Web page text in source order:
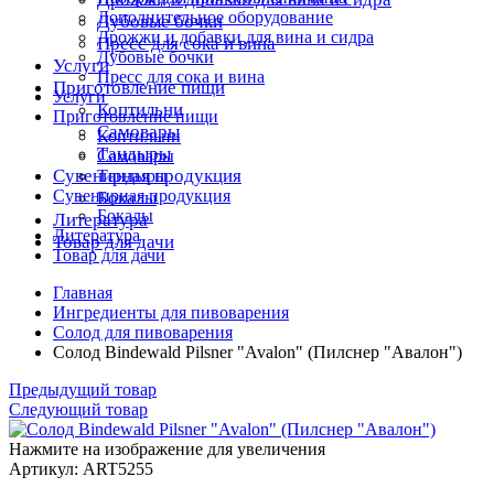
Дубовые бочки
Пресс для сока и вина
Услуги
Приготовление пищи
Коптильни
Самовары
Тандыры
Сувенирная продукция
Бокалы
Литература
Товар для дачи
Дополнительное оборудование
Дрожжи и добавки для вина и сидра
Дубовые бочки
Пресс для сока и вина
Услуги
Приготовление пищи
Коптильни
Самовары
Тандыры
Сувенирная продукция
Бокалы
Литература
Товар для дачи
Главная
Ингредиенты для пивоварения
Солод для пивоварения
Солод Bindewald Pilsner "Avalon" (Пилснер "Авалон")
Предыдущий товар
Следующий товар
Нажмите на изображение для увеличения
Артикул: ART5255